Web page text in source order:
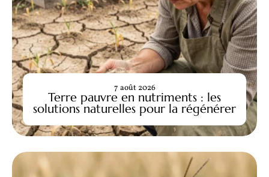
Terre pauvre en nutriments : les
solutions naturelles pour la régénérer
7 août 2026